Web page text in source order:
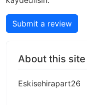
Submit a review
About this site
Eskisehirapart26